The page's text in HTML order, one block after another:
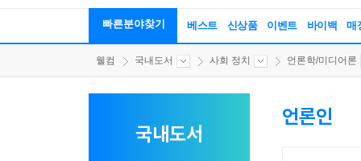
빠른분야찾기 베스트 신상품 이벤트 바이백 매
웰컴 국내도서 사회 정치 언론학/미디어론
국내도서
언론인